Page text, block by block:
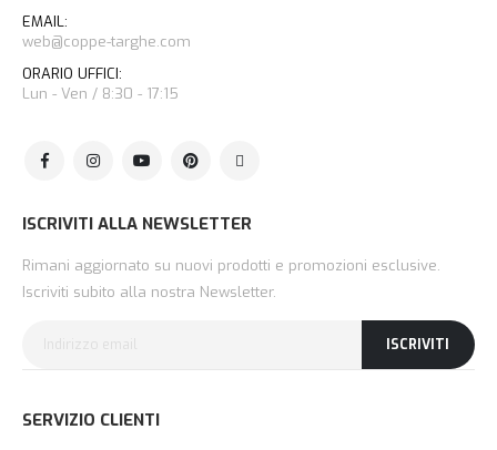
EMAIL:
web@coppe-targhe.com
ORARIO UFFICI:
Lun - Ven / 8:30 - 17:15
ISCRIVITI ALLA NEWSLETTER
Rimani aggiornato su nuovi prodotti e promozioni esclusive.
Iscriviti subito alla nostra Newsletter.
ISCRIVITI
SERVIZIO CLIENTI